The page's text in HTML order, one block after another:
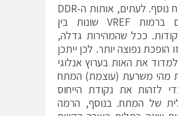
עבור פענוח נוסף. לעתים, אותות ה-DDR
מתאפיינים ברמות VREF שונות בין
ככל שהמהירות גדלה,
הופכת נפוצה יותר. לכן ייתכן
את האות בערוץ אנלוגי
מהי משרעת (עוצמת) המתח
לזהות את נקודת הייחוס
של המתח. בנוסף, הרמה